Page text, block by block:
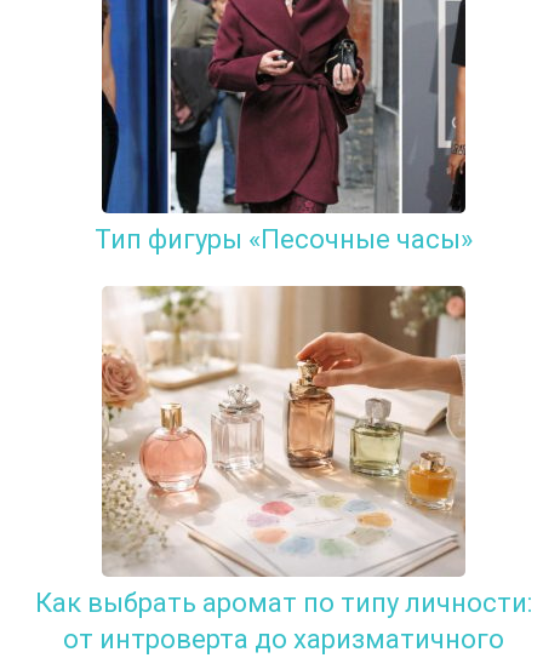
Тип фигуры «Песочные часы»
Как выбрать аромат по типу личности:
от интроверта до харизматичного